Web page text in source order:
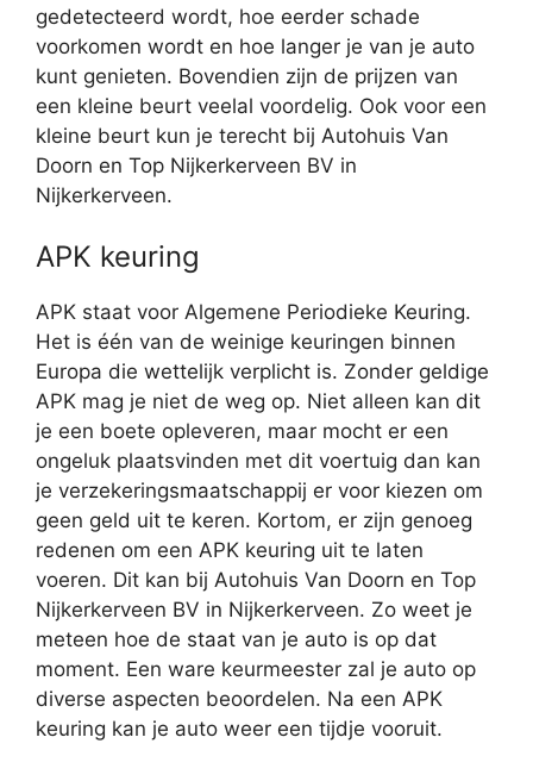
gedetecteerd wordt, hoe eerder schade
voorkomen wordt en hoe langer je van je auto
kunt genieten. Bovendien zijn de prijzen van
een kleine beurt veelal voordelig. Ook voor een
kleine beurt kun je terecht bij Autohuis Van
Doorn en Top Nijkerkerveen BV in
Nijkerkerveen.
APK keuring
APK staat voor Algemene Periodieke Keuring.
Het is één van de weinige keuringen binnen
Europa die wettelijk verplicht is. Zonder geldige
APK mag je niet de weg op. Niet alleen kan dit
je een boete opleveren, maar mocht er een
ongeluk plaatsvinden met dit voertuig dan kan
je verzekeringsmaatschappij er voor kiezen om
geen geld uit te keren. Kortom, er zijn genoeg
redenen om een APK keuring uit te laten
voeren. Dit kan bij Autohuis Van Doorn en Top
Nijkerkerveen BV in Nijkerkerveen. Zo weet je
meteen hoe de staat van je auto is op dat
moment. Een ware keurmeester zal je auto op
diverse aspecten beoordelen. Na een APK
keuring kan je auto weer een tijdje vooruit.